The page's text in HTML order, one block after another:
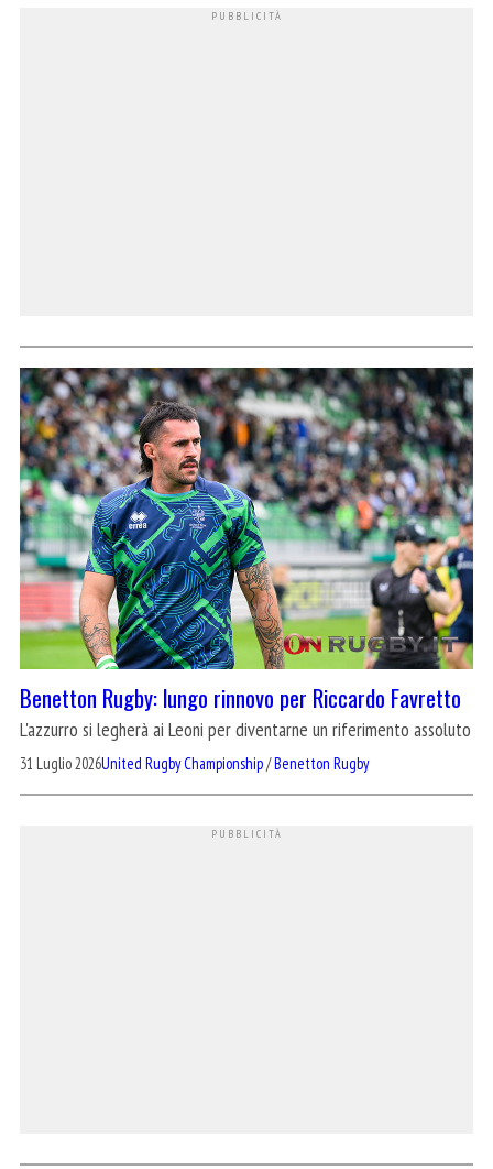
Benetton Rugby: lungo rinnovo per Riccardo Favretto
L'azzurro si legherà ai Leoni per diventarne un riferimento assoluto
31 Luglio 2026United Rugby Championship/Benetton Rugby